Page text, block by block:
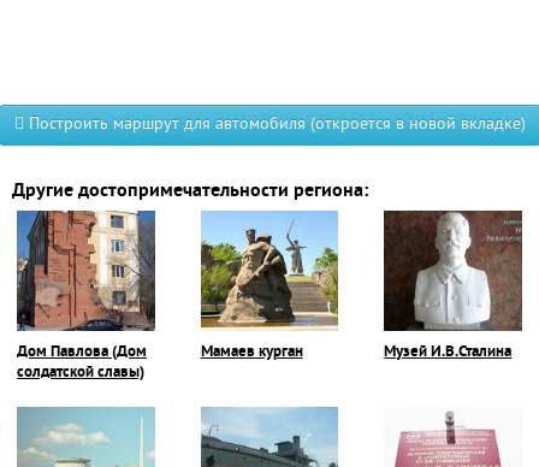
Построить маршрут для автомобиля (откроется в новой вкладке)
Другие достопримечательности региона:
Дом Павлова (Дом
солдатской славы)
Мамаев курган Музей И.В.Сталина